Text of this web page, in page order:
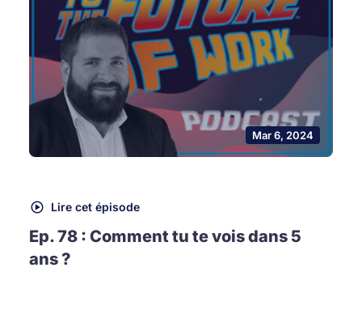
Mar 6, 2024
Lire cet épisode
Ep. 78 : Comment tu te vois dans 5
ans ?